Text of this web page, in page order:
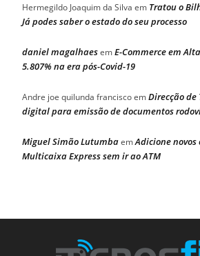
Hermegildo Joaquim da Silva em Tratou o
Já podes saber o estado do seu processo
daniel magalhaesemE-Commerce em
5.807% na era pós-Covid-19
Andre joe quilunda franciscoemDirecção
digital para emissão de documentos
Miguel Simão LutumbaemAdicione novos
Multicaixa Express sem ir ao ATM